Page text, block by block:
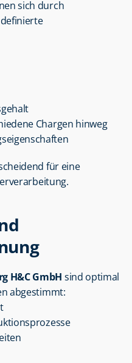
sich durch
Chargen hinweg
für eine
H&C GmbH sind optimal
abgestimmt: